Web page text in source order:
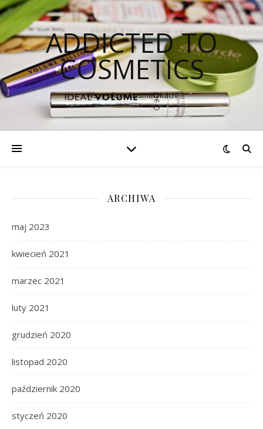
ADDICTED TO
COSMETICS
Wszystko o kosmetykach
ARCHIWA
maj 2023
kwiecień 2021
marzec 2021
luty 2021
grudzień 2020
listopad 2020
październik 2020
styczeń 2020